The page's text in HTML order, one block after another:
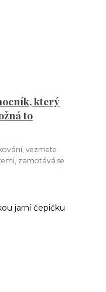
který
to
vezmete
zamotává se